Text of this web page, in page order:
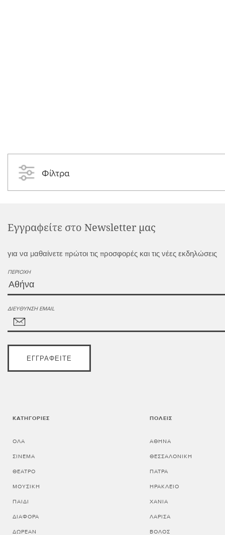
Φίλτρα
Εγγραφείτε στο Newsletter μας
για να μαθαίνετε πρώτοι τις προσφορές και τις νέες εκδηλώσεις
ΠΕΡΙΟΧΉ
ΔΙΕΎΘΥΝΣΗ EMAIL
ΕΓΓΡΑΦΕΊΤΕ
ΚΑΤΗΓΟΡΊΕΣ
ΌΛΑ
ΣΙΝΕΜΆ
ΘΈΑΤΡΟ
ΜΟΥΣΙΚΉ
ΠΑΙΔΊ
ΔΙΆΦΟΡΑ
ΔΩΡΕΆΝ
ΠΌΛΕΙΣ
ΑΘΗΝΑ
ΘΕΣΣΑΛΟΝΙΚΗ
ΠΑΤΡΑ
ΗΡΑΚΛΕΙΟ
ΧΑΝΙΑ
ΛΑΡΙΣΑ
ΒΟΛΟΣ